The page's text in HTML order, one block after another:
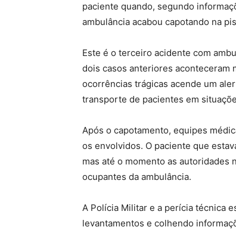
paciente quando, segundo
ambulância acabou capotando na
Este é o terceiro acidente com
dois casos anteriores aconteceram
ocorrências trágicas acende um
transporte de pacientes em
Após o capotamento, equipes
os envolvidos. O paciente que
mas até o momento as autoridades
ocupantes da ambulância.
A Polícia Militar e a perícia técnica
levantamentos e colhendo